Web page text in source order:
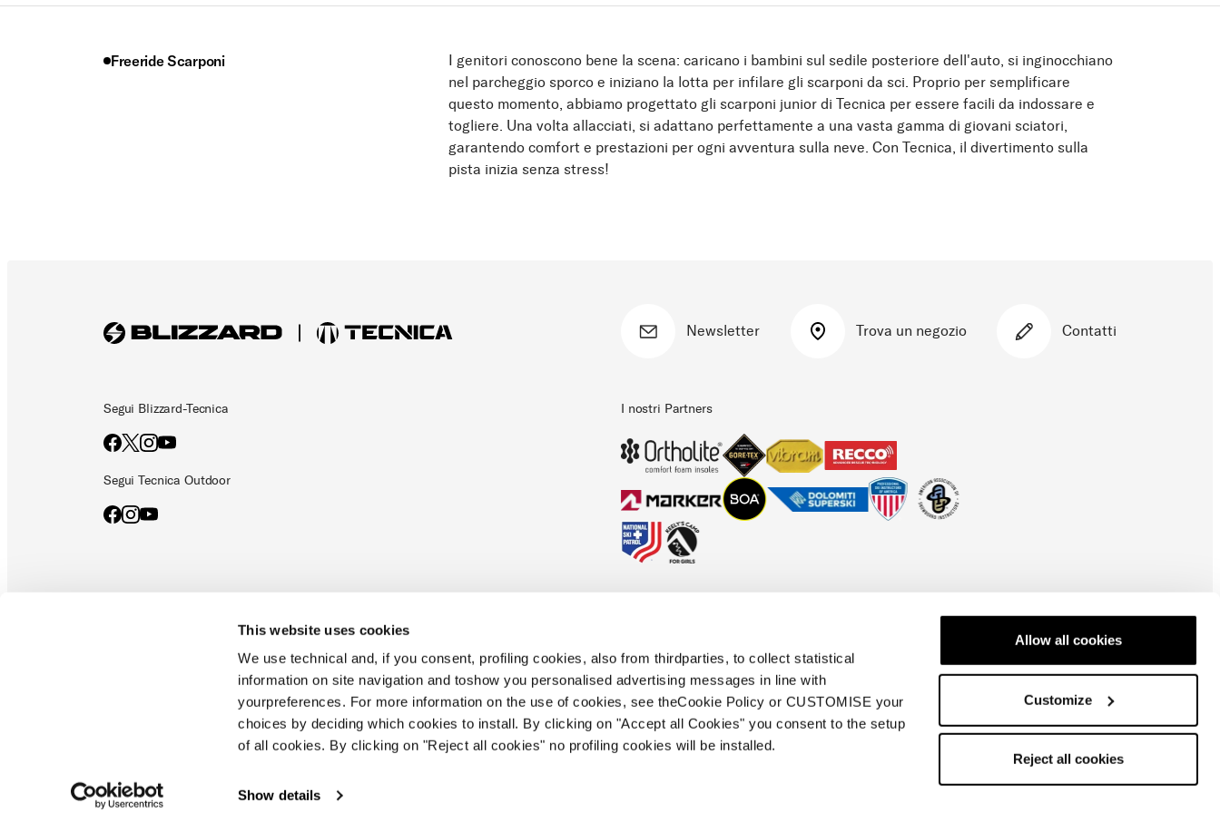
This website uses cookies
We use technical and, if you consent, profiling cookies, also from thirdparties, to collect statistical
information on site navigation and toshow you personalised advertising messages in line with
yourpreferences. For more information on the use of cookies, see theCookie Policy or CUSTOMISE your
choices by deciding which cookies to install. By clicking on "Accept all Cookies" you consent to the setup
of all cookies. By clicking on "Reject all cookies" no profiling cookies will be installed.
Show details
Allow all cookies
Customize
Reject all cookies
Freeride Scarponi
I genitori conoscono bene la scena: caricano i bambini sul sedile posteriore dell'auto, si inginocchiano
nel parcheggio sporco e iniziano la lotta per infilare gli scarponi da sci. Proprio per semplificare
questo momento, abbiamo progettato gli scarponi junior di Tecnica per essere facili da indossare e
togliere. Una volta allacciati, si adattano perfettamente a una vasta gamma di giovani sciatori,
garantendo comfort e prestazioni per ogni avventura sulla neve. Con Tecnica, il divertimento sulla
pista inizia senza stress!
Newsletter Trova un negozio Contatti
Segui Blizzard-Tecnica
Segui Tecnica Outdoor
I nostri Partners
Privacy policy Codice etico Cookies Policy Whistleblowing Informazioni in materia di accessibilità
Blizzard - Tecnica sono brand di Tecnica Group S.p.A.
Società soggetta alla attività di direzione e coordinamento di Prime Holding S.p.A.. Sede in Giavera del
Schweiz | IT